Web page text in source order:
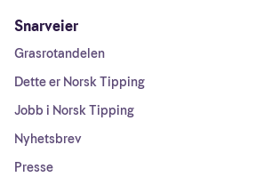
Snarveier
Grasrotandelen
Dette er Norsk Tipping
Jobb i Norsk Tipping
Nyhetsbrev
Presse